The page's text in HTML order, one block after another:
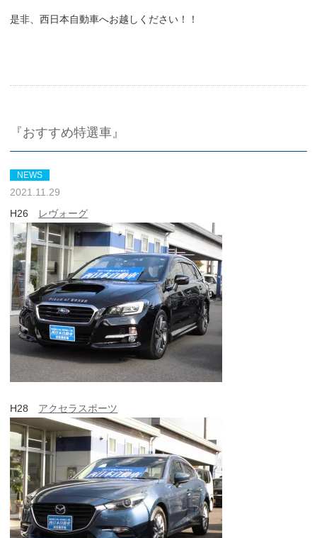
是非、西日本自動車へお越しください！！
『おすすめ特選車』
NEWS
2021.11.29
H26
レヴォーグ
H28 アクセラスポーツ